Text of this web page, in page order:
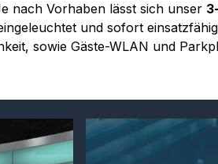
nach Vorhaben lässt sich unser
und sofort
sowie Gäste-WLAN und